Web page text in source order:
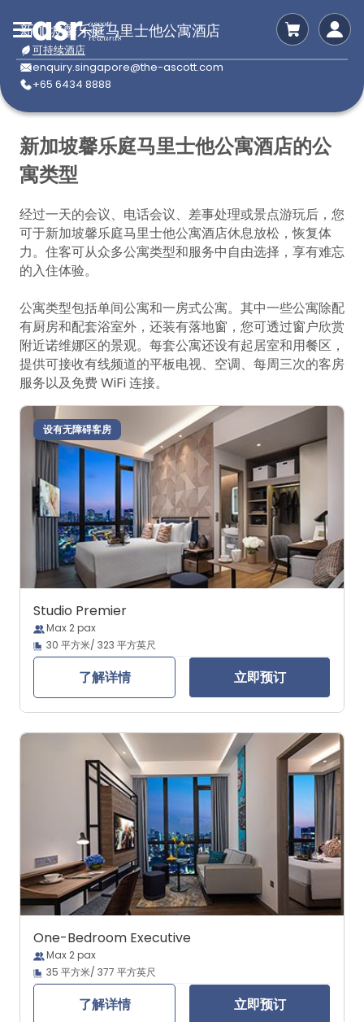
新加坡馨乐庭马里士他公寓酒店
可持续酒店
enquiry.singapore@the-ascott.com
+65 6434 8888
新加坡馨乐庭马里士他公寓酒店的公
寓类型
经过一天的会议、电话会议、差事处理或景点游玩后，您
可于新加坡馨乐庭马里士他公寓酒店休息放松，恢复体
力。住客可从众多公寓类型和服务中自由选择，享有难忘
的入住体验。
公寓类型包括单间公寓和一房式公寓。其中一些公寓除配
有厨房和配套浴室外，还装有落地窗，您可透过窗户欣赏
附近诺维娜区的景观。每套公寓还设有起居室和用餐区，
提供可接收有线频道的平板电视、空调、每周三次的客房
服务以及免费 WiFi 连接。
设有无障碍客房
Studio Premier
Max 2 pax
30 平方米/ 323 平方英尺
了解详情 立即预订
One-Bedroom Executive
Max 2 pax
35 平方米/ 377 平方英尺
了解详情 立即预订